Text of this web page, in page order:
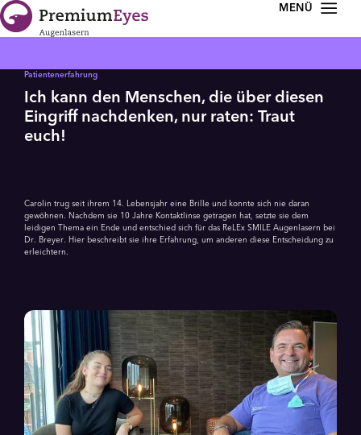
Zur Navigation springen
Zum Inhalt springen
Patientenerfahrung
Ich kann den Menschen, die über diesen
Eingriff nachdenken, nur raten: Traut
euch!
Carolin trug seit ihrem 14. Lebensjahr eine Brille und konnte sich nie daran
gewöhnen. Nachdem sie 10 Jahre Kontaktlinse getragen hat, setzte sie dem
leidigen Thema ein Ende und entschied sich für das ReLEx SMILE Augen­lasern bei
Dr. Breyer. Hier beschreibt sie ihre Erfahrung, um anderen diese Entscheidung zu
erleichtern.